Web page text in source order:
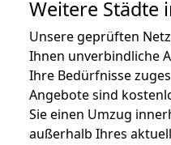
Weitere Städte
Unsere geprüften
Ihnen unverbindliche
Ihre Bedürfnisse
Angebote sind
Sie einen Umzug
außerhalb Ihres